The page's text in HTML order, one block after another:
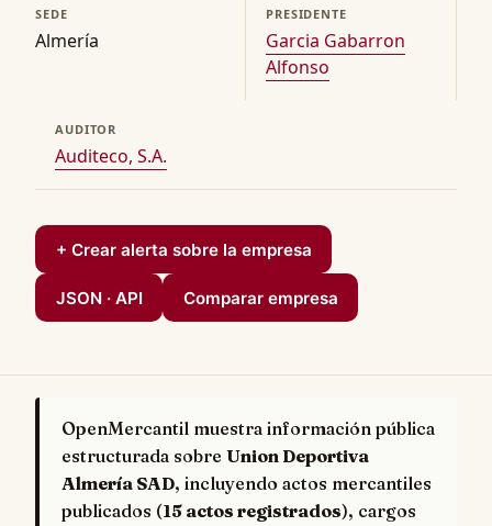
SEDE
Almería
PRESIDENTE
Garcia Gabarron
Alfonso
AUDITOR
Auditeco, S.A.
+ Crear alerta sobre la empresa
JSON · API Comparar empresa
OpenMercantil muestra información pública
estructurada sobre Union Deportiva
Almería SAD, incluyendo actos mercantiles
publicados (15 actos registrados), cargos